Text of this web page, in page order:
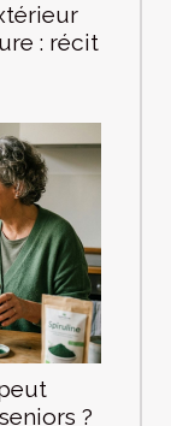
: récit
?